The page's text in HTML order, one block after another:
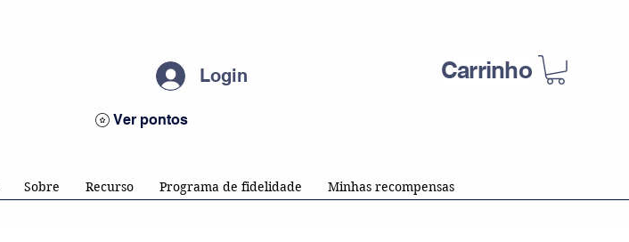
Login Carrinho
Ver pontos
Sobre Recurso Programa de fidelidade Minhas recompensas